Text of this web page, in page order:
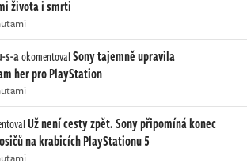
života i smrti
s-aokomentovalSony tajemně upravila
her pro PlayStation
Už není cesty zpět. Sony připomíná konec
na krabicích PlayStationu 5